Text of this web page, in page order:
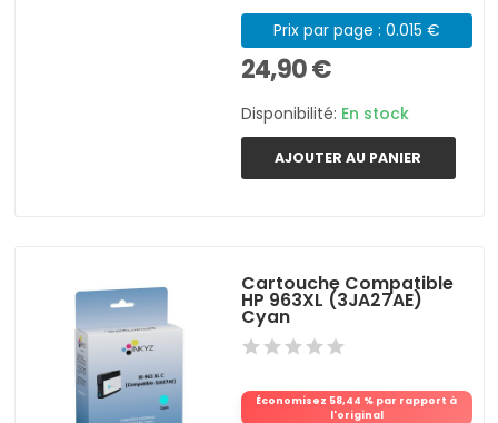
Prix par page : 0.015 €
24,90 €
Disponibilité: En stock
AJOUTER AU PANIER
Cartouche Compatible
HP 963XL (3JA27AE)
Cyan
Économisez 58,44 % par rapport à
l'original